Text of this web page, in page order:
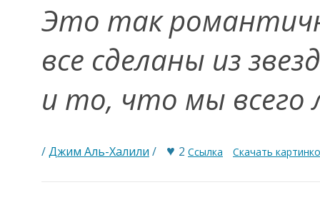
Это так
все сделаны из
и то, что мы
/Джим Аль-Халили / ♥ 2 Ссылка Скачать